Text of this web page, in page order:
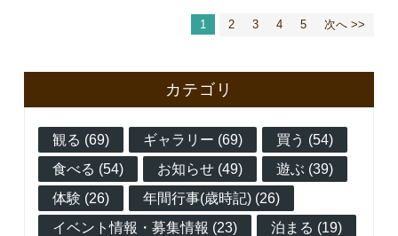
1 2 3 4 5 次へ >>
カテゴリ
観る (69) ギャラリー (69)
買う (54)
食べる (54)
お知らせ (49)
遊ぶ (39)
体験 (26)
年間行事(歳時記) (26)
イベント情報・募集情報 (23)
泊まる (19)